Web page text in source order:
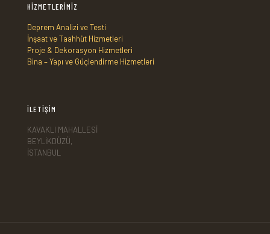
HİZMETLERİMİZ
Deprem Analizi ve Testi
İnşaat ve Taahhüt Hizmetleri
Proje & Dekorasyon Hizmetleri
Bina – Yapı ve Güçlendirme Hizmetleri
İLETİŞİM
KAVAKLI MAHALLESİ
BEYLİKDÜZÜ,
İSTANBUL